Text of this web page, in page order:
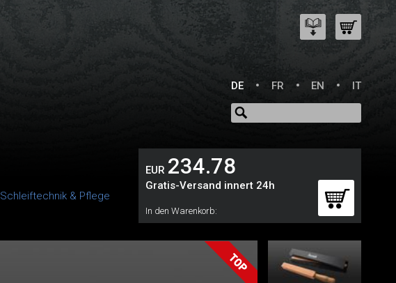
DE
FR EN IT
Schleiftechnik & Pflege
EUR 234.78
Gratis-Versand innert 24h
In den Warenkorb: